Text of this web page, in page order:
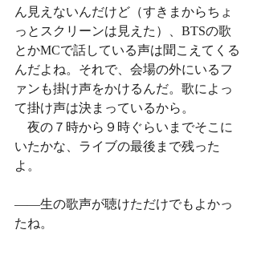
ん見えないんだけど（すきまからちょ
っとスクリーンは見えた）、BTSの歌
とかMCで話している声は聞こえてくる
んだよね。それで、会場の外にいるフ
ァンも掛け声をかけるんだ。歌によっ
て掛け声は決まっているから。
夜の７時から９時ぐらいまでそこに
いたかな、ライブの最後まで残った
よ。
——生の歌声が聴けただけでもよかっ
たね。